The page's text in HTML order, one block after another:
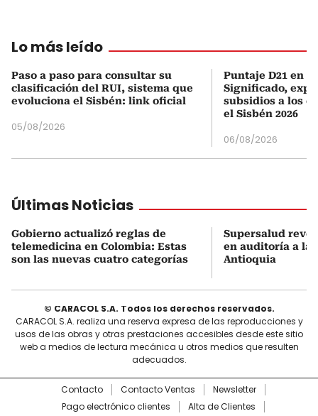
Lo más leído
Paso a paso para consultar su
clasificación del RUI, sistema que
evoluciona el Sisbén: link oficial
05/08/2026
Puntaje D21 en
Significado,
subsidios a los
el Sisbén 2026
06/08/2026
Últimas Noticias
Gobierno actualizó reglas de
telemedicina en Colombia: Estas
son las nuevas cuatro categorías
Supersalud
en auditoría a la
Antioquia
© CARACOL S.A. Todos los derechos reservados.
CARACOL S.A. realiza una reserva expresa de las reproducciones y
usos de las obras y otras prestaciones accesibles desde este sitio
web a medios de lectura mecánica u otros medios que resulten
adecuados.
Contacto Contacto Ventas
Newsletter
Pago electrónico clientes
Alta de Clientes